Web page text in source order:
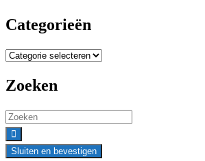
Categorieën
Categorieën
Zoeken
Search
for: